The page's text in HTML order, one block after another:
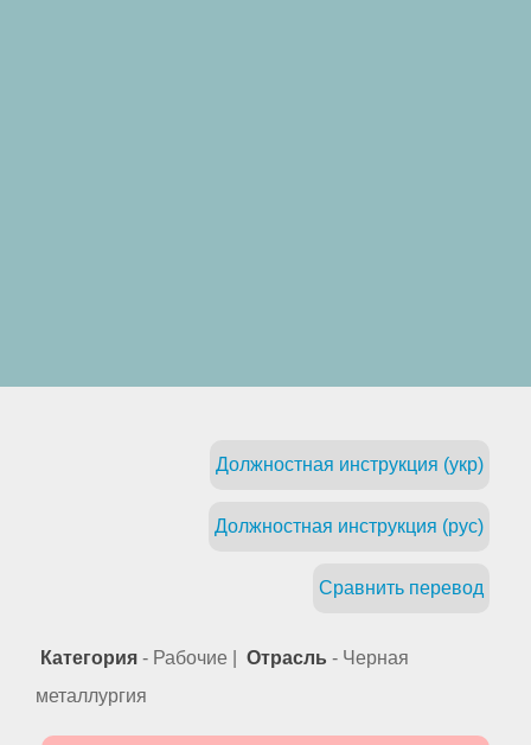
Должностная инструкция (укр)
Должностная инструкция (рус)
Сравнить перевод
Категория - Рабочие | Отрасль - Черная
металлургия